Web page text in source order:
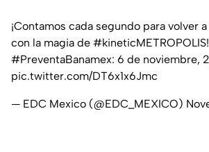
¡Contamos cada segundo para volver a
con la magia de #kineticMETROPOLIS
#PreventaBanamex: 6 de noviembre,
pic.twitter.com/DT6x1x6Jmc
— EDC Mexico (@EDC_MEXICO)